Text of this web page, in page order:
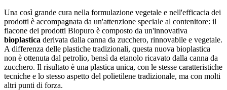
Una così grande cura nella formulazione vegetale e nell'efficacia dei
prodotti è accompagnata da un'attenzione speciale al contenitore: il
flacone dei prodotti Biopuro è composto da un'innovativa
bioplastica derivata dalla canna da zucchero, rinnovabile e vegetale.
A differenza delle plastiche tradizionali, questa nuova bioplastica
non è ottenuta dal petrolio, bensì da etanolo ricavato dalla canna da
zucchero. Il risultato è una plastica unica, con le stesse caratteristiche
tecniche e lo stesso aspetto del polietilene tradizionale, ma con molti
altri punti di forza.